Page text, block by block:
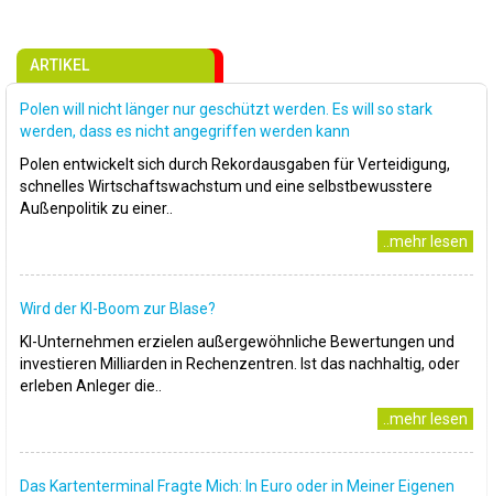
ARTIKEL
Polen will nicht länger nur geschützt werden. Es will so stark
werden, dass es nicht angegriffen werden kann
Polen entwickelt sich durch Rekordausgaben für Verteidigung,
schnelles Wirtschaftswachstum und eine selbstbewusstere
Außenpolitik zu einer..
..mehr lesen
Wird der KI-Boom zur Blase?
KI-Unternehmen erzielen außergewöhnliche Bewertungen und
investieren Milliarden in Rechenzentren. Ist das nachhaltig, oder
erleben Anleger die..
..mehr lesen
Das Kartenterminal Fragte Mich: In Euro oder in Meiner Eigenen